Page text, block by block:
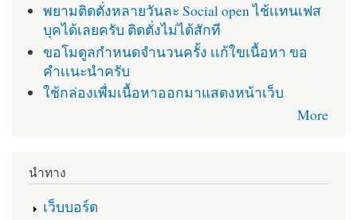
พยามติดตั่งหลายวันละ Social open ไช้เเทนเฟส
บุคได้เลยครับ ติดตั่งไม่ได้สักที
ขอโมดูลกำหนดจำนวนครั้ง เเก้ใขเนื้อหา ขอ
คำเเนะนำครับ
ใช้กล่องเพื่มเนื้อหาออกมาแสดงหน้าเว็บ
More
นำทาง
เว็บบอร์ด